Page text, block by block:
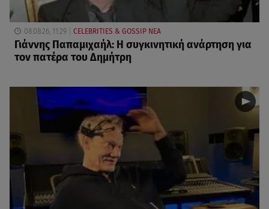
08.08.26, 11:29 CELEBRITIES & GOSSIP ΝΕΑ
Γιάννης Παπαμιχαήλ: Η συγκινητική ανάρτηση για
τον πατέρα του Δημήτρη